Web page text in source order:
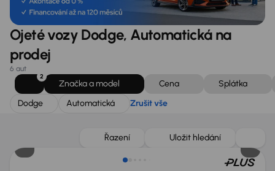
Ojeté vozy Dodge, Automatická na
prodej
6 aut
2
Značka a model Cena
Splátka
Dodge
Automatická Zrušit vše
Řazení Uložit hledání
Zlevněno o 50 000 Kč